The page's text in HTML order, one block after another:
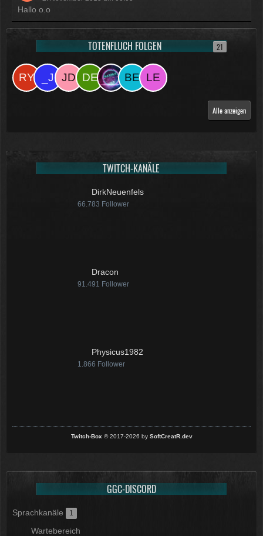
Hallo o.o
TOTENFLUCH FOLGEN 21
Alle anzeigen
TWITCH-KANÄLE
DirkNeuenfels
66.783 Follower
Dracon
91.491 Follower
Physicus1982
1.866 Follower
Twitch-Box © 2017-2026 by SoftCreatR.dev
GGC-DISCORD
Sprachkanäle 1
Wartebereich